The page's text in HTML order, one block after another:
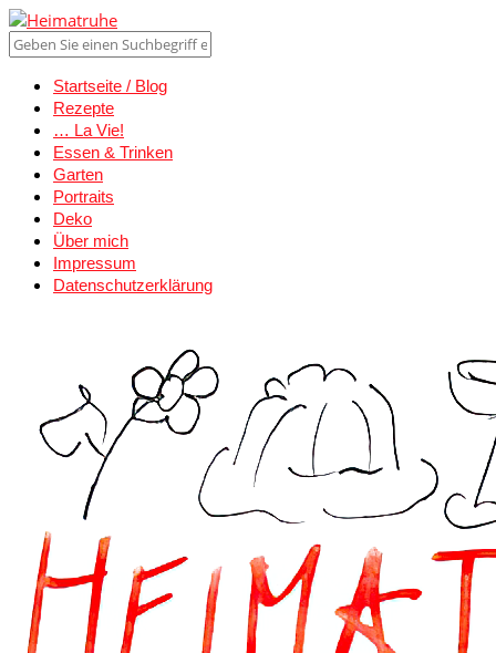
Startseite / Blog
Rezepte
… La Vie!
Essen & Trinken
Garten
Portraits
Deko
Über mich
Impressum
Datenschutzerklärung